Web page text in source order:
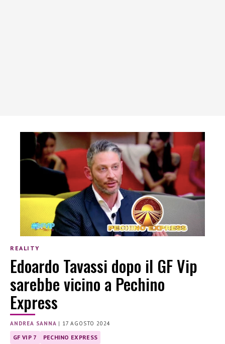
REALITY
Edoardo Tavassi dopo il GF Vip
sarebbe vicino a Pechino
Express
ANDREA SANNA | 17 AGOSTO 2024
GF VIP 7 PECHINO EXPRESS